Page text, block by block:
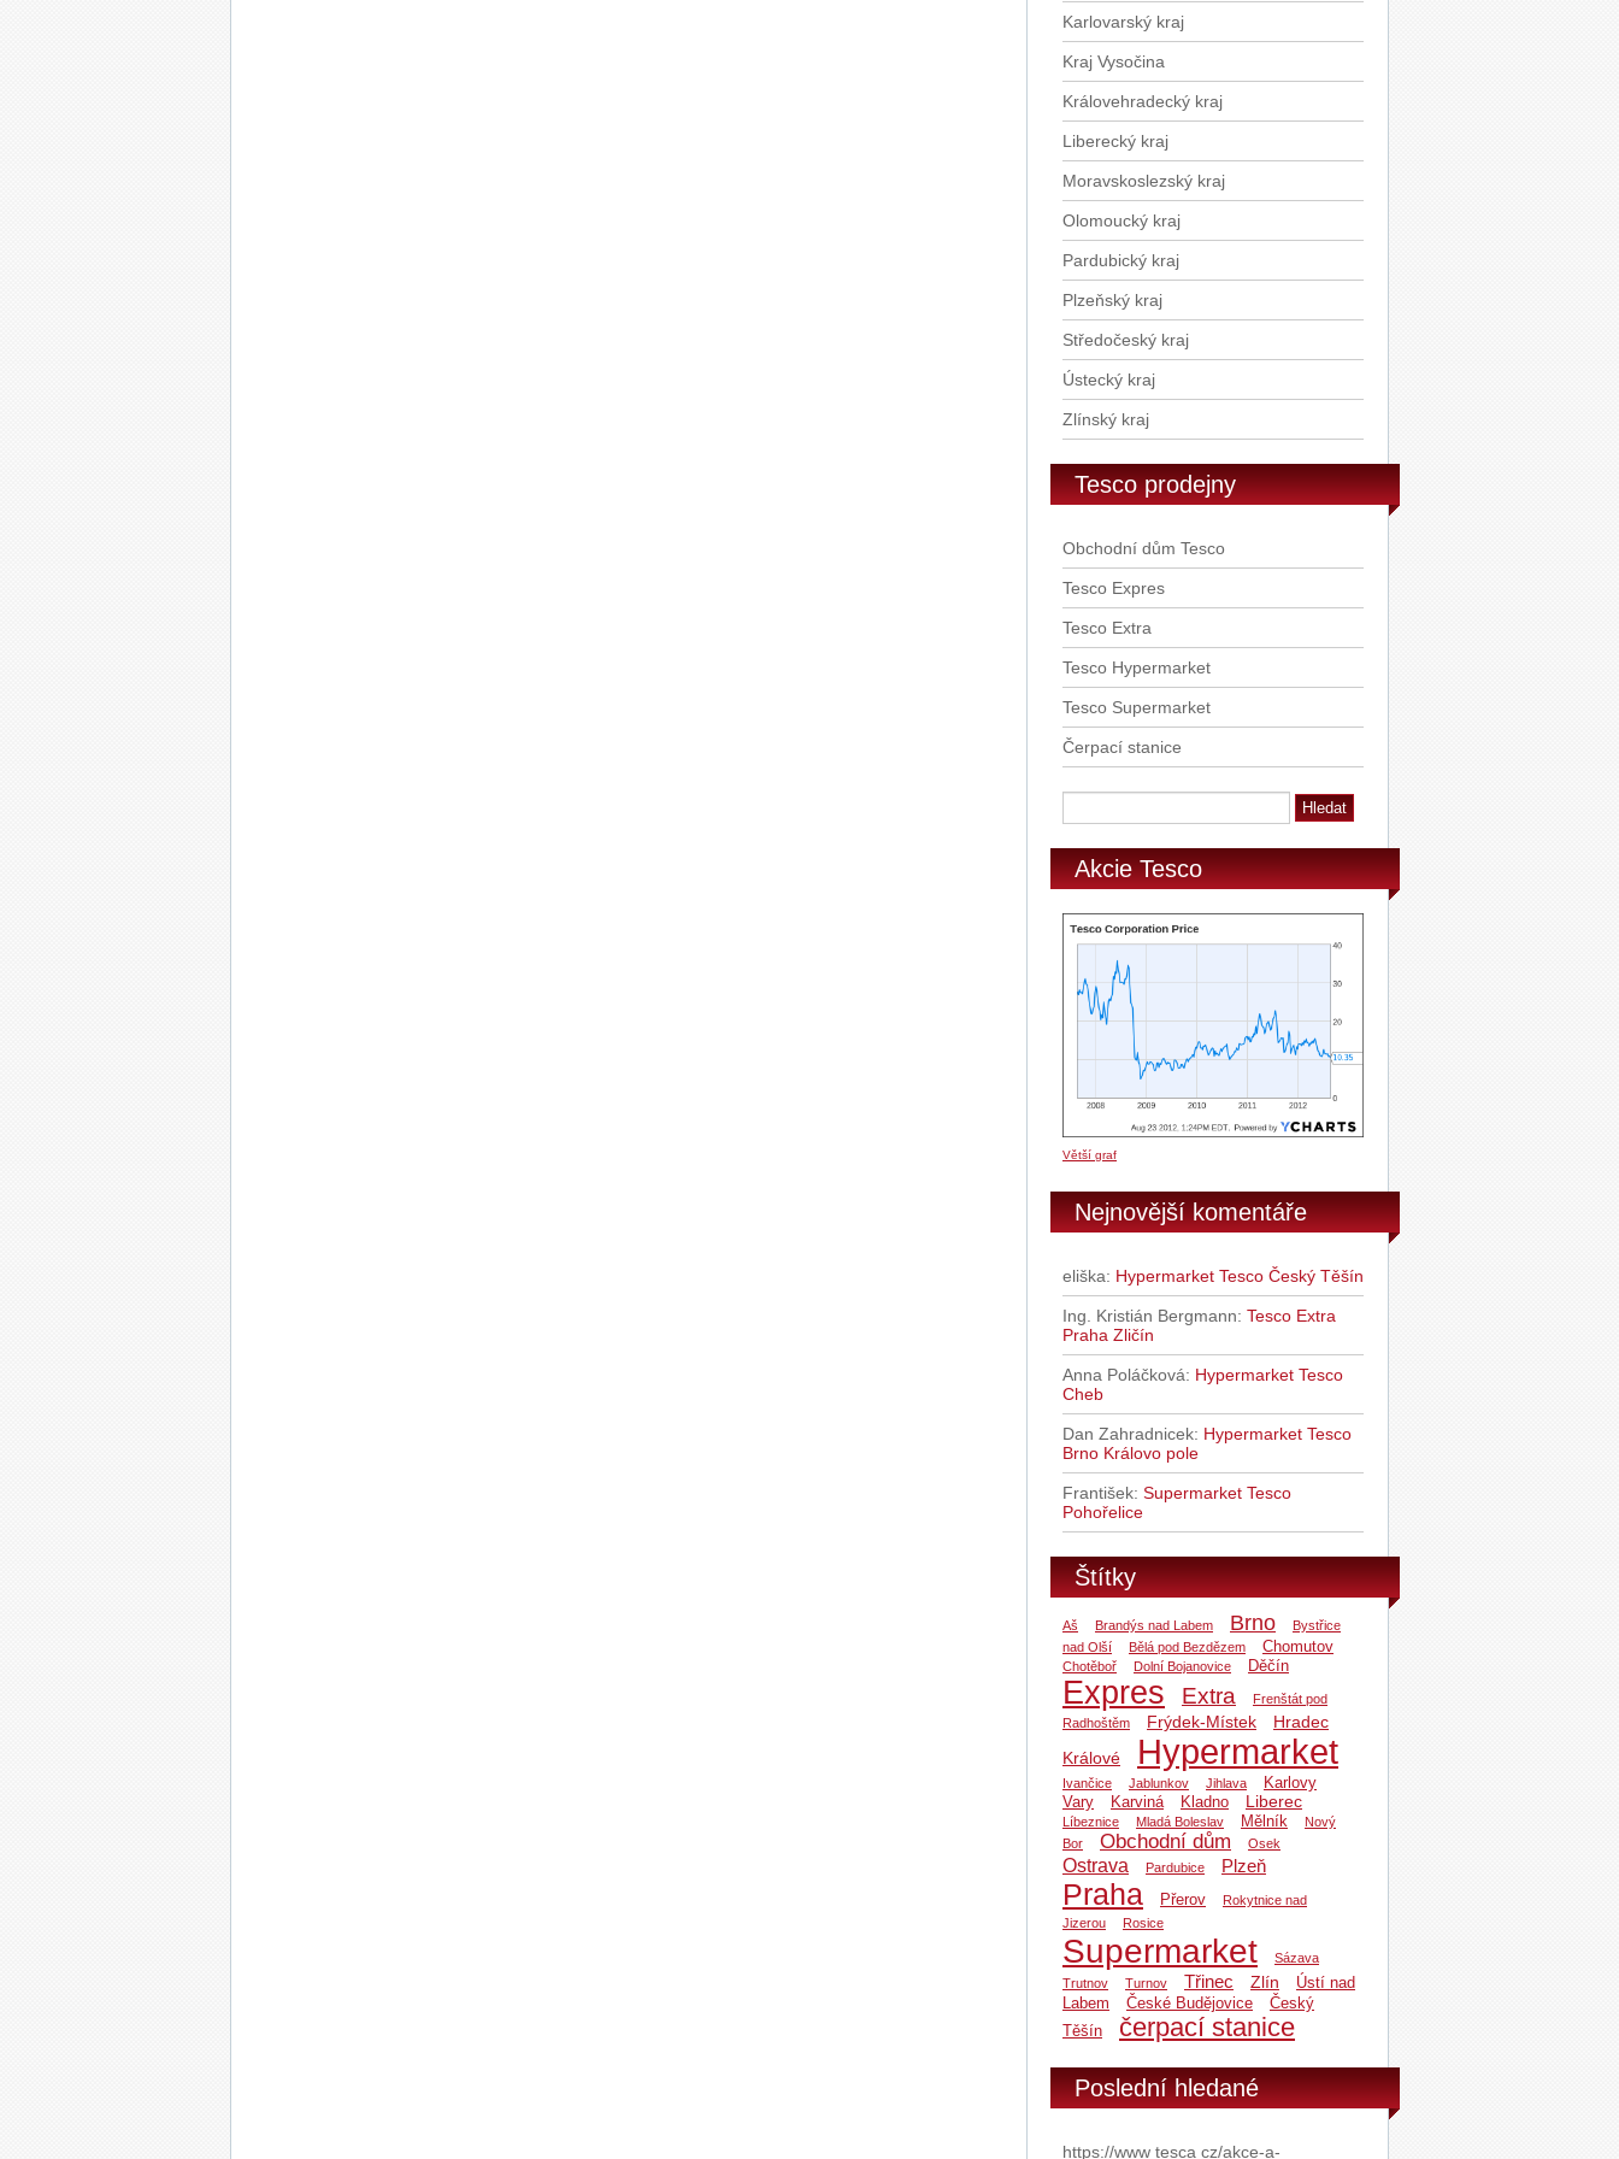
těstoviny 500g
Ponti Balzamikové glazé 250g
Karlovarský kraj
Kraj Vysočina
Královehradecký kraj
Liberecký kraj
Moravskoslezský kraj
Olomoucký kraj
Pardubický kraj
Plzeňský kraj
Středočeský kraj
Ústecký kraj
Zlínský kraj
Tesco prodejny
Obchodní dům Tesco
Tesco Expres
Tesco Extra
Tesco Hypermarket
Tesco Supermarket
Čerpací stanice
Akcie Tesco
Větší graf
Nejnovější komentáře
eliška: Hypermarket Tesco Český Těšín
Ing. Kristián Bergmann: Tesco Extra
Praha Zličín
Anna Poláčková: Hypermarket Tesco
Cheb
Dan Zahradnicek: Hypermarket Tesco
Brno Královo pole
František: Supermarket Tesco
Pohořelice
Štítky
Aš Brandýs nad Labem Brno
Bystřice
nad Olší
Bělá pod Bezdězem Chomutov
Chotěboř Dolní Bojanovice Děčín
Expres Extra
Frenštát pod
Radhoštěm
Frýdek-Místek
Hradec
Králové
Hypermarket
Ivančice Jablunkov Jihlava
Karlovy
Vary
Karviná Kladno Liberec
Líbeznice Mladá Boleslav Mělník
Nový
Bor
Obchodní dům Osek
Ostrava Pardubice Plzeň
Praha Přerov
Rokytnice nad
Jizerou
Rosice
Supermarket
Sázava
Trutnov
Turnov Třinec Zlín
Ústí nad
Labem
České Budějovice
Český
Těšín
čerpací stanice
Poslední hledané
https://www tesca cz/akce-a-